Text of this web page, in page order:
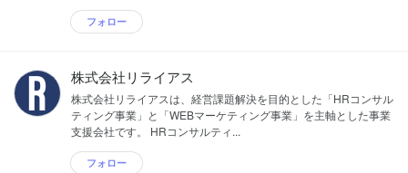
フォロー
株式会社リライアス
株式会社リライアスは、経営課題解決を目的とした「HRコンサル
ティング事業」と「WEBマーケティング事業」を主軸とした事業
支援会社です。 HRコンサルティ...
フォロー